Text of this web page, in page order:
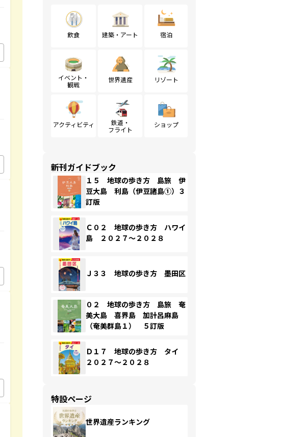
飲食 建築・アート 宿泊
イベント・
観戦
世界遺産 リゾート
アクティビティ
鉄道・
フライト
ショップ
新刊ガイドブック
１５ 地球の歩き方 島旅 伊
豆大島 利島（伊豆諸島①）３
訂版
Ｃ０２ 地球の歩き方 ハワイ
島 ２０２７～２０２８
Ｊ３３ 地球の歩き方 墨田区
０２ 地球の歩き方 島旅 奄
美大島 喜界島 加計呂麻島
（奄美群島１） ５訂版
Ｄ１７ 地球の歩き方 タイ
２０２７～２０２８
特設ページ
世界遺産ランキング